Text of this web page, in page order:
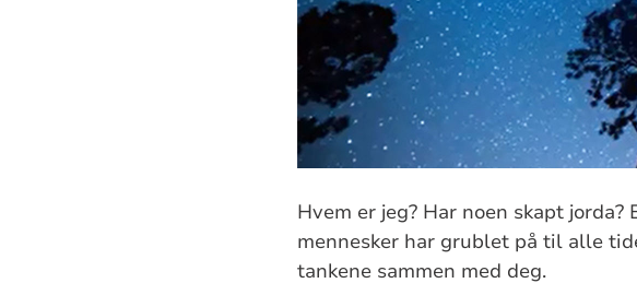
Hvem er jeg? Har noen skapt
mennesker har grublet på til alle
tankene sammen med deg.